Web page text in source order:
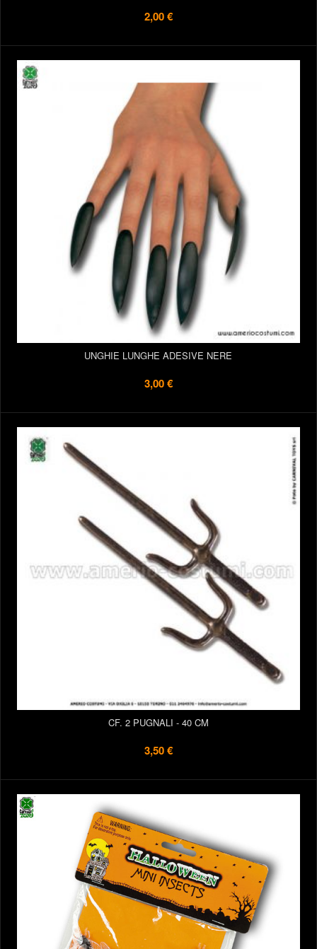
2,00 €
UNGHIE LUNGHE ADESIVE NERE
3,00 €
CF. 2 PUGNALI - 40 CM
3,50 €